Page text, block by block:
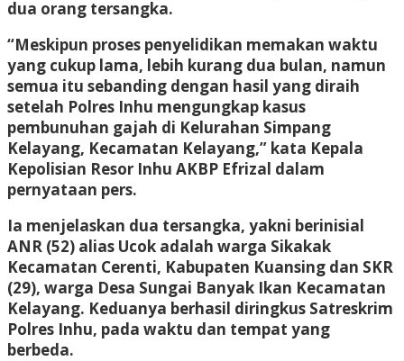
dua orang tersangka.
“Meskipun proses penyelidikan memakan waktu
yang cukup lama, lebih kurang dua bulan, namun
semua itu sebanding dengan hasil yang diraih
setelah Polres Inhu mengungkap kasus
pembunuhan gajah di Kelurahan Simpang
Kelayang, Kecamatan Kelayang,” kata Kepala
Kepolisian Resor Inhu AKBP Efrizal dalam
pernyataan pers.
Ia menjelaskan dua tersangka, yakni berinisial
ANR (52) alias Ucok adalah warga Sikakak
Kecamatan Cerenti, Kabupaten Kuansing dan SKR
(29), warga Desa Sungai Banyak Ikan Kecamatan
Kelayang. Keduanya berhasil diringkus Satreskrim
Polres Inhu, pada waktu dan tempat yang
berbeda.